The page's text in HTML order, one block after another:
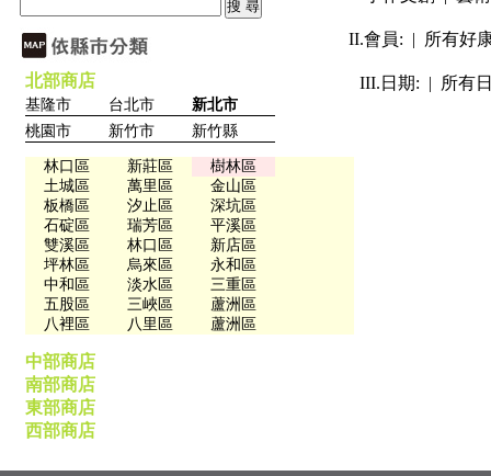
北部商店
基隆市 台北市
新北市
桃園市
新竹市 新竹縣
林口區 新莊區
樹林區
土城區
萬里區
金山區
板橋區
汐止區
深坑區
石碇區
瑞芳區
平溪區
雙溪區
林口區
新店區
坪林區
烏來區
永和區
中和區
淡水區
三重區
五股區
三峽區
蘆洲區
八裡區
八里區 蘆洲區
中部商店
南部商店
東部商店
西部商店
II.會員: | 所有好
III.日期: | 所有